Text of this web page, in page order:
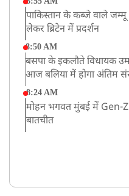
पाकिस्तान के कब्जे वाले
लेकर ब्रिटेन में प्रदर्शन
8:50 AM
बसपा के इकलौते विधायक
आज बलिया में होगा अंतिम
8:24 AM
मोहन भगवत मुंबई में
बातचीत